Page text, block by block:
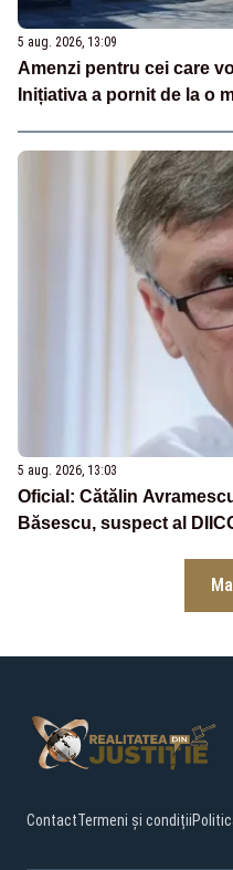
5 aug. 2026, 13:09
Amenzi pentru cei care
Inițiativa a pornit de la o
5 aug. 2026, 13:03
Oficial: Cătălin
Băsescu, suspect al
ContactTermeni și condiții